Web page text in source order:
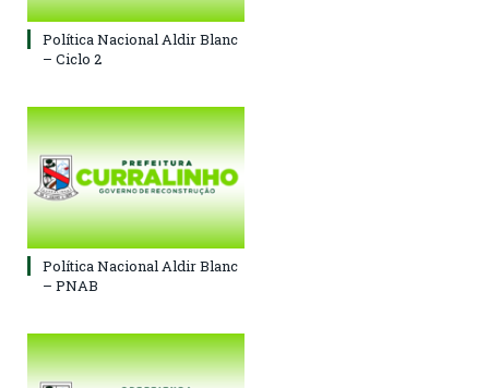
Política Nacional Aldir Blanc
– Ciclo 2
Política Nacional Aldir Blanc
– PNAB